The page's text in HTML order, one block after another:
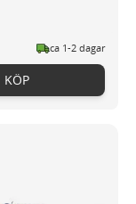
ca 1-2 dagar
KÖP